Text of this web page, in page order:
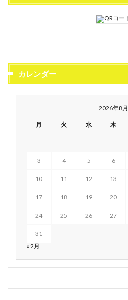
カレンダー
2026年8月
月 火 水 木
3 4 5 6
10 11 12 13
17 18 19 20
24 25 26 27
31
« 2月